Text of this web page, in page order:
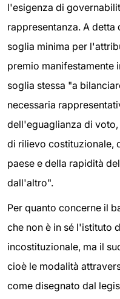
l'esigenza di
rappresentanza. A detta
soglia minima per
premio manifestamente
soglia stessa "a
necessaria
dell'eguaglianza di
di rilievo costituzionale,
paese e della rapidità
dall'altro".
Per quanto concerne il
che non è in sé l'istituto
incostituzionale, ma il
cioè le modalità
come disegnato dal